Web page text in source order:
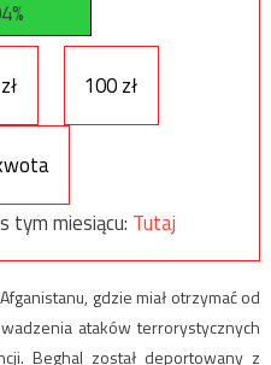
100 zł
tym miesiącu: Tutaj
gdzie miał otrzymać od
ataków terrorystycznych
Beghal został deportowany z